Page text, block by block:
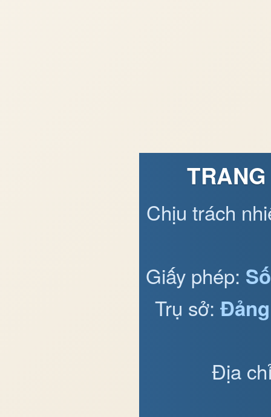
Chịu trách
Giấy phép:
Trụ sở:
Địa